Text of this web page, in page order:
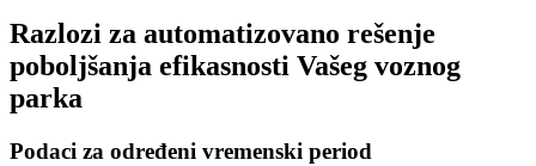
Razlozi za automatizovano rešenje
poboljšanja efikasnosti Vašeg voznog
parka
Podaci za određeni vremenski period